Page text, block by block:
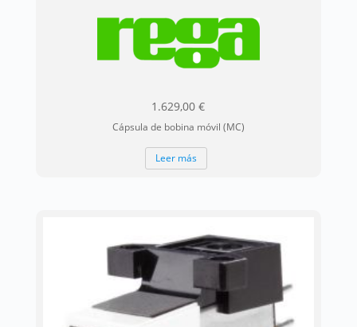
1.629,00€
Cápsula de bobina móvil (MC)
Leer más